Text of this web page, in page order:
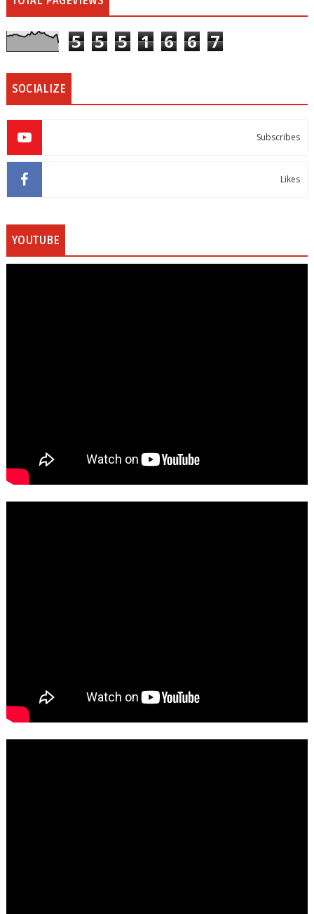
5 5 5 1 6 6 7
SOCIALIZE
Subscribes
Likes
YOUTUBE